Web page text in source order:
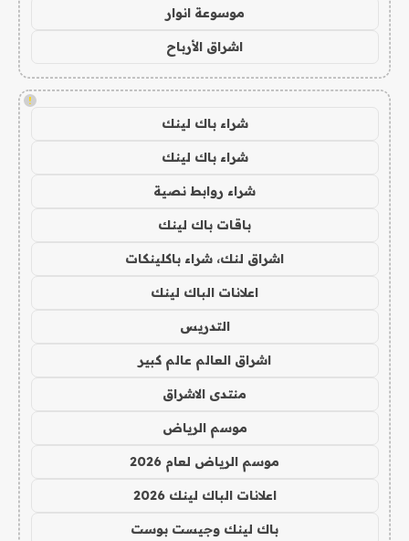
موسوعة انوار
اشراق الأرباح
!
شراء باك لينك
شراء باك لينك
شراء روابط نصية
باقات باك لينك
اشراق لنك، شراء باكلينكات
اعلانات الباك لينك
التدريس
اشراق العالم عالم كبير
منتدى الاشراق
موسم الرياض
موسم الرياض لعام 2026
اعلانات الباك لينك 2026
باك لينك وجيست بوست